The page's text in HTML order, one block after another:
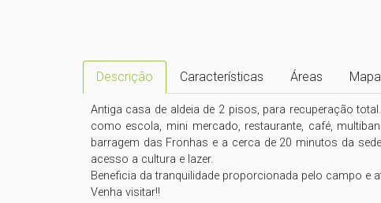
Descrição Características Áreas Mapa
Antiga casa de aldeia de 2 pisos, para recuperação
como escola, mini mercado, restaurante, café,
barragem das Fronhas e a cerca de 20 minutos da
acesso a cultura e lazer.
Beneficia da tranquilidade proporcionada pelo campo
Venha visitar!!